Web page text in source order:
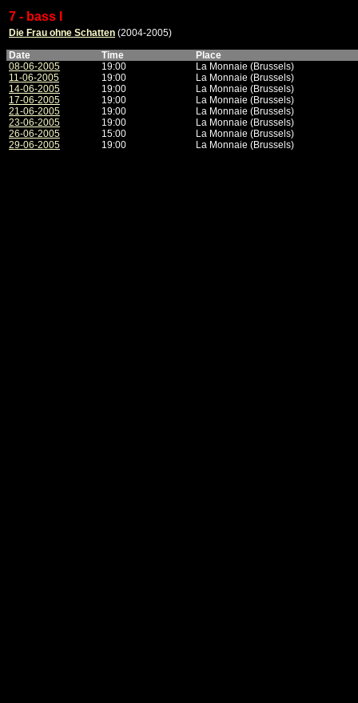
7 - bass I
Die Frau ohne Schatten (2004-2005)
Date
Time
Place
08-06-2005
19:00
La Monnaie (Brussels)
11-06-2005
19:00
La Monnaie (Brussels)
14-06-2005
19:00
La Monnaie (Brussels)
17-06-2005
19:00
La Monnaie (Brussels)
21-06-2005
19:00
La Monnaie (Brussels)
23-06-2005
19:00
La Monnaie (Brussels)
26-06-2005
15:00
La Monnaie (Brussels)
29-06-2005
19:00 La Monnaie (Brussels)